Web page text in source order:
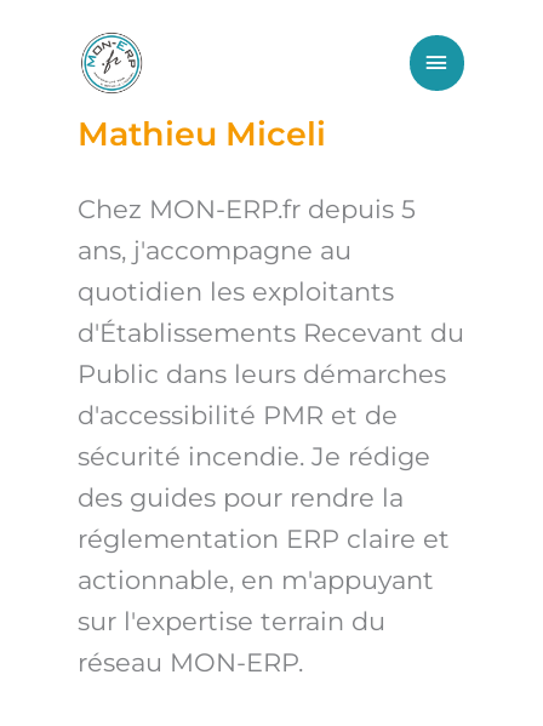
Menu
Mathieu Miceli
Chez MON-ERP.fr depuis 5
ans, j'accompagne au
quotidien les exploitants
d'Établissements Recevant du
Public dans leurs démarches
d'accessibilité PMR et de
sécurité incendie. Je rédige
des guides pour rendre la
réglementation ERP claire et
actionnable, en m'appuyant
sur l'expertise terrain du
réseau MON-ERP.